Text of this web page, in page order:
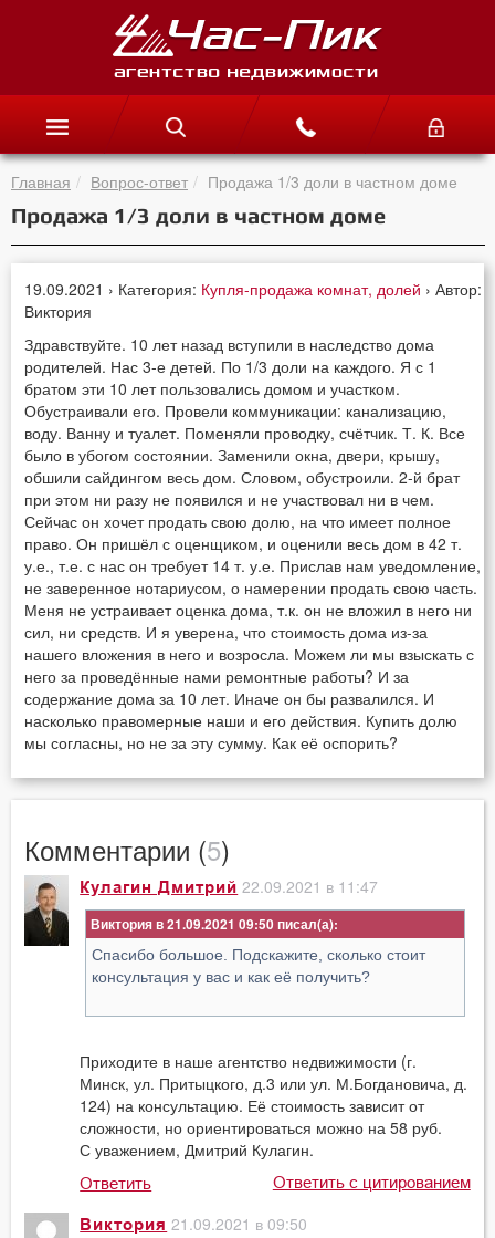
Главная Вопрос-ответ Продажа 1/3 доли в частном доме
Продажа 1/3 доли в частном доме
19.09.2021 › Категория: Купля-продажа комнат, долей › Автор:
Виктория
Здравствуйте. 10 лет назад вступили в наследство дома
родителей. Нас 3-е детей. По 1/3 доли на каждого. Я с 1
братом эти 10 лет пользовались домом и участком.
Обустраивали его. Провели коммуникации: канализацию,
воду. Ванну и туалет. Поменяли проводку, счётчик. Т. К. Все
было в убогом состоянии. Заменили окна, двери, крышу,
обшили сайдингом весь дом. Словом, обустроили. 2-й брат
при этом ни разу не появился и не участвовал ни в чем.
Сейчас он хочет продать свою долю, на что имеет полное
право. Он пришёл с оценщиком, и оценили весь дом в 42 т.
у.е., т.е. с нас он требует 14 т. у.е. Прислав нам уведомление,
не заверенное нотариусом, о намерении продать свою часть.
Меня не устраивает оценка дома, т.к. он не вложил в него ни
сил, ни средств. И я уверена, что стоимость дома из-за
нашего вложения в него и возросла. Можем ли мы взыскать с
него за проведённые нами ремонтные работы? И за
содержание дома за 10 лет. Иначе он бы развалился. И
насколько правомерные наши и его действия. Купить долю
мы согласны, но не за эту сумму. Как её оспорить?
Комментарии (5)
Кулагин Дмитрий 22.09.2021 в 11:47
Виктория в 21.09.2021 09:50
Спасибо большое. Подскажите, сколько стоит
консультация у вас и как её получить?
Приходите в наше агентство недвижимости (г.
Минск, ул. Притыцкого, д.3 или ул. М.Богдановича, д.
124) на консультацию. Её стоимость зависит от
сложности, но ориентироваться можно на 58 руб.
С уважением, Дмитрий Кулагин.
Ответить Ответить с цитированием
Виктория 21.09.2021 в 09:50